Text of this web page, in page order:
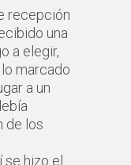
recepción
una
a elegir,
marcado
a un
de los
hizo el